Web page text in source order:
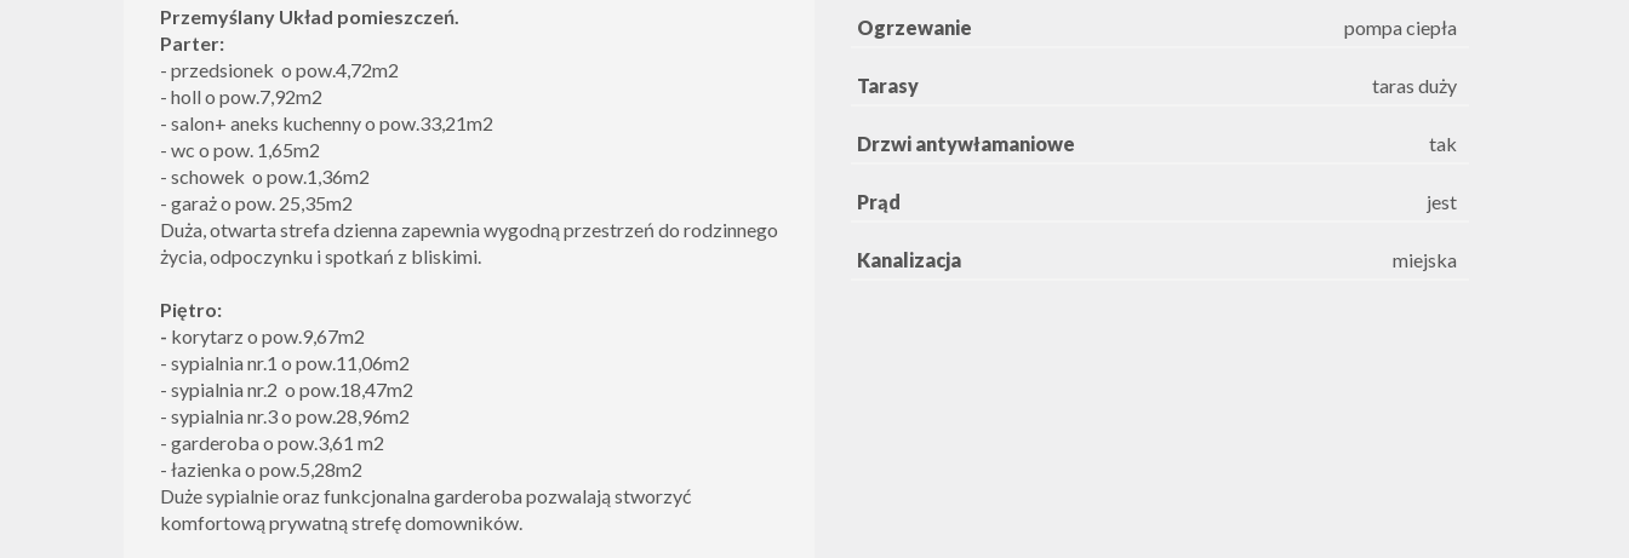
Przemyślany Układ pomieszczeń.
Parter:
- przedsionek o pow.4,72m2
- holl o pow.7,92m2
- salon+ aneks kuchenny o pow.33,21m2
- wc o pow. 1,65m2
- schowek o pow.1,36m2
- garaż o pow. 25,35m2
Duża, otwarta strefa dzienna zapewnia wygodną przestrzeń do rodzinnego
życia, odpoczynku i spotkań z bliskimi.
Piętro:
- korytarz o pow.9,67m2
- sypialnia nr.1 o pow.11,06m2
- sypialnia nr.2 o pow.18,47m2
- sypialnia nr.3 o pow.28,96m2
- garderoba o pow.3,61 m2
- łazienka o pow.5,28m2
Duże sypialnie oraz funkcjonalna garderoba pozwalają stworzyć
komfortową prywatną strefę domowników.
Ogrzewanie pompa ciepła
Tarasy taras duży
Drzwi antywłamaniowe tak
Prąd jest
Kanalizacja miejska